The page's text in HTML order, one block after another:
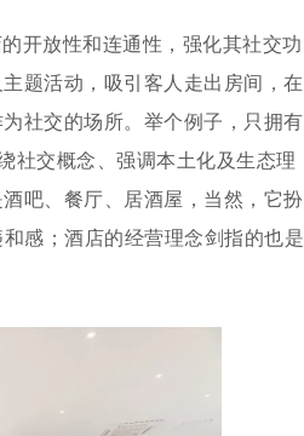
开放性和连通性，强化其社交功
题活动，吸引客人走出房间，在
社交的场所。举个例子，只拥有
社交概念、强调本土化及生态理
吧、餐厅、居酒屋，当然，它扮
感；酒店的经营理念剑指的也是